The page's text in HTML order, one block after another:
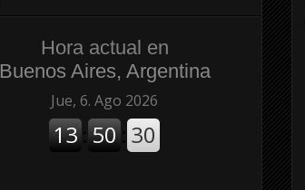
Hora actual en
Buenos Aires, Argentina